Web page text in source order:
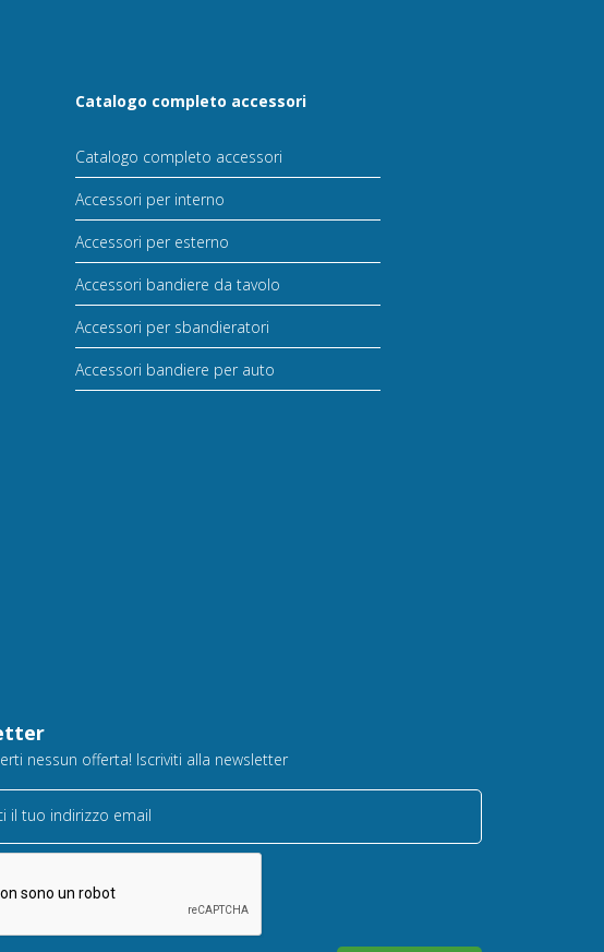
Catalogo completo accessori
Catalogo completo accessori
Accessori per interno
Accessori per esterno
Accessori bandiere da tavolo
Accessori per sbandieratori
Accessori bandiere per auto
nessun offerta! Iscriviti alla newsletter
il tuo indirizzo email